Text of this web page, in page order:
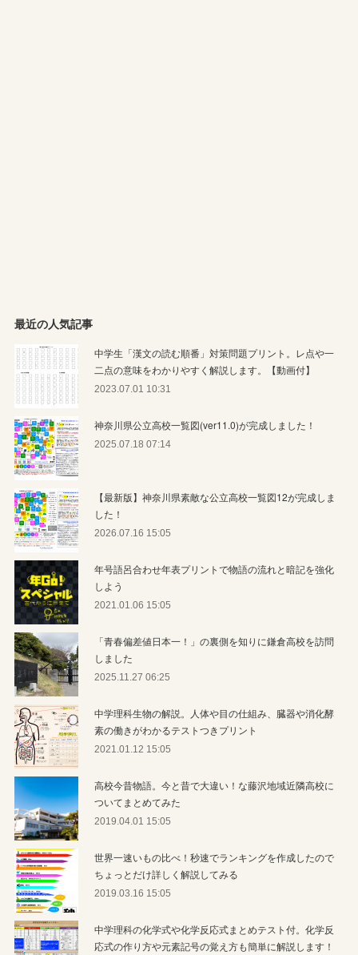
最近の人気記事
中学生「漢文の読む順番」対策問題プリント。レ点や一
二点の意味をわかりやすく解説します。【動画付】
2023.07.01 10:31
神奈川県公立高校一覧図(ver11.0)が完成しました！
2025.07.18 07:14
【最新版】神奈川県素敵な公立高校一覧図12が完成しま
した！
2026.07.16 15:05
年号語呂合わせ年表プリントで物語の流れと暗記を強化
しよう
2021.01.06 15:05
「青春偏差値日本一！」の裏側を知りに鎌倉高校を訪問
しました
2025.11.27 06:25
中学理科生物の解説。人体や目の仕組み、臓器や消化酵
素の働きがわかるテストつきプリント
2021.01.12 15:05
高校今昔物語。今と昔で大違い！な藤沢地域近隣高校に
ついてまとめてみた
2019.04.01 15:05
世界一速いもの比べ！秒速でランキングを作成したので
ちょっとだけ詳しく解説してみる
2019.03.16 15:05
中学理科の化学式や化学反応式まとめテスト付。化学反
応式の作り方や元素記号の覚え方も簡単に解説します！